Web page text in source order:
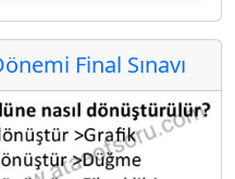
Final Sınavı